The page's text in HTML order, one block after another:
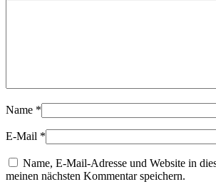
Name *
E-Mail *
Name, E-Mail-Adresse und Website in
meinen nächsten Kommentar speichern.